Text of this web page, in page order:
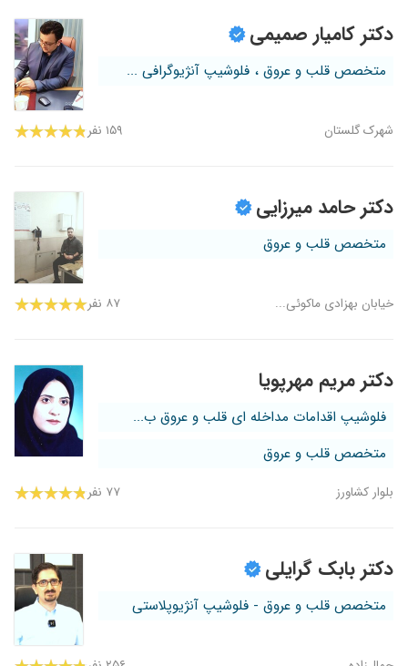
دکتر کامیار صمیمی
متخصص قلب و عروق ، فلوشیپ آنژیوگرافی ...
شهرک گلستان ۱۵۹ نفر
دکتر حامد میرزایی
متخصص قلب و عروق
خیابان بهزادی ماکوئی... ۸۷ نفر
دکتر مریم مهرپویا
فلوشیپ اقدامات مداخله ای قلب و عروق ب...
متخصص قلب و عروق
بلوار کشاورز ۷۷ نفر
دکتر بابک گرایلی
متخصص قلب و عروق - فلوشیپ آنژیوپلاستی